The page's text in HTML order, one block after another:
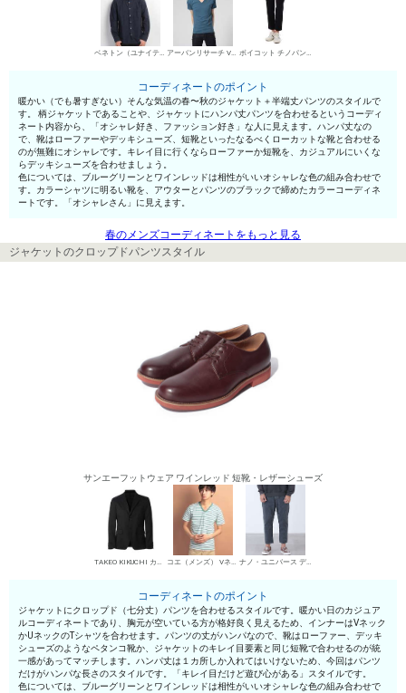
ベネトン（ユナイテッド カラーズ オブ ベネトン） カジュアルジャケット アーバンリサーチ VネックTシャツ ボイコット チノパン・綿パン
コーディネートのポイント
暖かい（でも暑すぎない）そんな気温の春〜秋のジャケット＋半端丈パンツのスタイルで
す。 柄ジャケットであることや、ジャケットにハンパ丈パンツを合わせるというコーディ
ネート内容から、「オシャレ好き、ファッション好き」な人に見えます。ハンパ丈なの
で、靴はローファーやデッキシューズ、短靴といったなるべくローカットな靴と合わせる
のが無難にオシャレです。キレイ目に行くならローファーか短靴を、カジュアルにいくな
らデッキシューズを合わせましょう。
色については、ブルーグリーンとワインレッドは相性がいいオシャレな色の組み合わせで
す。カラーシャツに明るい靴を、アウターとパンツのブラックで締めたカラーコーディネ
ートです。「オシャレさん」に見えます。
春のメンズコーディネートをもっと見る
ジャケットのクロップドパンツスタイル
サンエーフットウェア ワインレッド 短靴・レザーシューズ
TAKEO KIKUCHI カジュアルジャケット コエ（メンズ） VネックTシャツ ナノ・ユニバース デニムパンツ・ジーンズ
コーディネートのポイント
ジャケットにクロップド（七分丈）パンツを合わせるスタイルです。暖かい日のカジュア
ルコーディネートであり、胸元が空いている方が格好良く見えるため、インナーはVネック
かUネックのTシャツを合わせます。パンツの丈がハンパなので、靴はローファー、デッキ
シューズのようなペタンコ靴か、ジャケットのキレイ目要素と同じ短靴で合わせるのが統
一感があってマッチします。ハンパ丈は１カ所しか入れてはいけないため、今回はパンツ
だけがハンパな長さのスタイルです。「キレイ目だけど遊び心がある」スタイルです。
色については、ブルーグリーンとワインレッドは相性がいいオシャレな色の組み合わせで